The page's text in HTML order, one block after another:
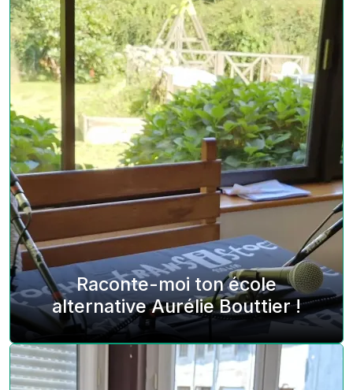
Raconte-moi ton école
alternative Aurélie Bouttier !